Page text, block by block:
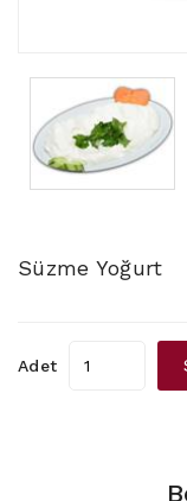
Süzme Yoğurt
Adet